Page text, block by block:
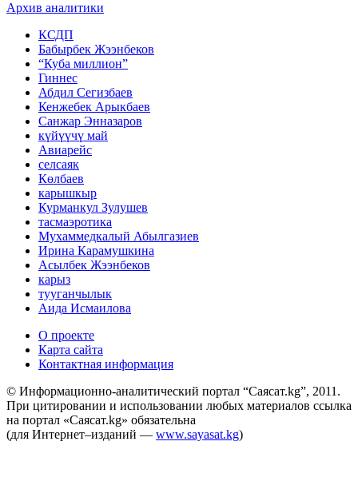
Архив аналитики
КСДП
Бабырбек Жээнбеков
“Куба миллион”
Гиннес
Абдил Сегизбаев
Кенжебек Арыкбаев
Санжар Энназаров
күйүүчү май
Авиарейс
селсаяк
Көлбаев
карышкыр
Курманкул Зулушев
тасмаэротика
Мухаммедкалый Абылгазиев
Ирина Карамушкина
Асылбек Жээнбеков
карыз
тууганчылык
Аида Исмаилова
О проекте
Карта сайта
Контактная информация
© Информационно-аналитический портал “Саясат.kg”, 2011.
При цитировании и использовании любых материалов ссылка
на портал «Саясат.kg» обязательна
(для Интернет–изданий — www.sayasat.kg)